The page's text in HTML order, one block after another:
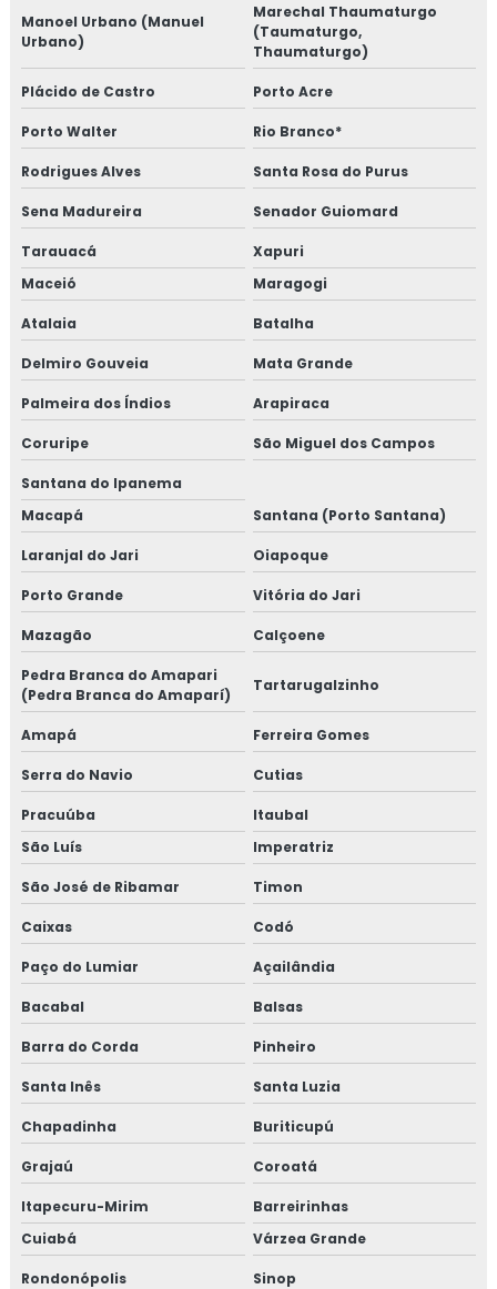
Manoel Urbano (Manuel
Urbano)
Marechal Thaumaturgo
(Taumaturgo,
Thaumaturgo)
Plácido de Castro Porto Acre
Porto Walter Rio Branco*
Rodrigues Alves Santa Rosa do Purus
Sena Madureira Senador Guiomard
Tarauacá
Xapuri
Maceió
Maragogi
Atalaia Batalha
Delmiro Gouveia Mata Grande
Palmeira dos Índios Arapiraca
Coruripe São Miguel dos Campos
Santana do Ipanema
Macapá
Santana (Porto Santana)
Laranjal do Jari Oiapoque
Porto Grande Vitória do Jari
Mazagão Calçoene
Pedra Branca do Amapari
(Pedra Branca do Amaparí)
Tartarugalzinho
Amapá Ferreira Gomes
Serra do Navio Cutias
Pracuúba
Itaubal
São Luís
Imperatriz
São José de Ribamar Timon
Caixas Codó
Paço do Lumiar Açailândia
Bacabal Balsas
Barra do Corda Pinheiro
Santa Inês Santa Luzia
Chapadinha Buriticupú
Grajaú Coroatá
Itapecuru-Mirim
Barreirinhas
Cuiabá
Várzea Grande
Rondonópolis Sinop